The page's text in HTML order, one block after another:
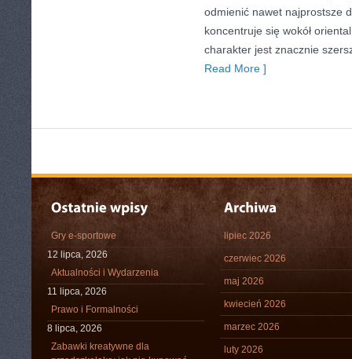
odmienić nawet najprostsze
koncentruje się wokół
charakter jest znacznie
Read More ]
Gry e-sportowe
12 lipca, 2026
Aktualności i Wydarzenia
11 lipca, 2026
Prawo i Formalności
8 lipca, 2026
Zabawki kreatywne dla
lipiec 2026
czerwiec 2026
maj 2026
kwiecień 2026
marzec 2026
luty 2026